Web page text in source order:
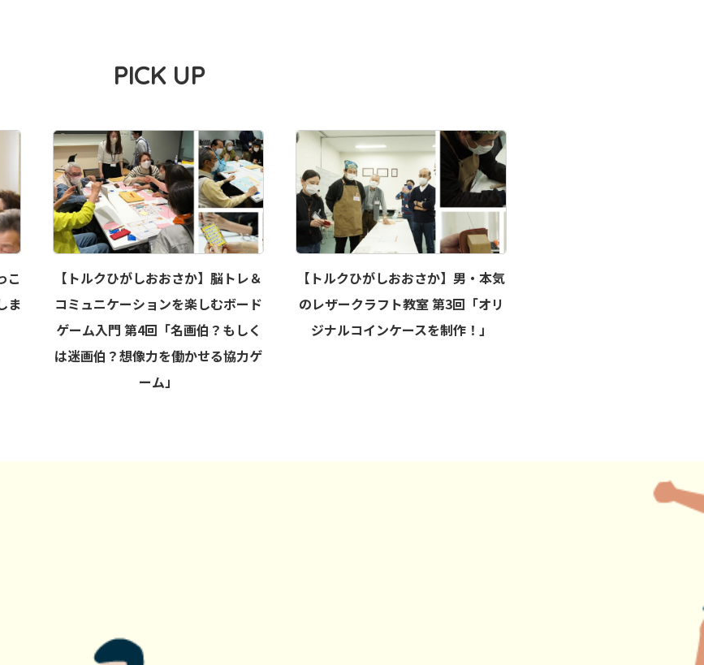
PICK UP
こ
ま
【トルクひがしおおさか】脳トレ＆
コミュニケーションを楽しむボード
ゲーム入門 第4回「名画伯？もしく
は迷画伯？想像力を働かせる協力ゲ
ーム」
【トルクひがしおおさか】男・本気
のレザークラフト教室 第3回「オリ
ジナルコインケースを制作！」